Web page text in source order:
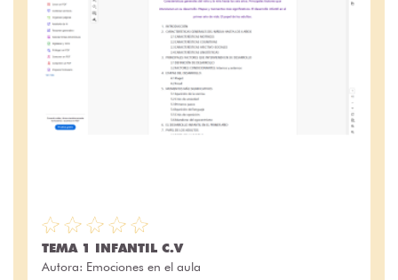
TEMA 1 INFANTIL C.V
Autora: Emociones en el aula